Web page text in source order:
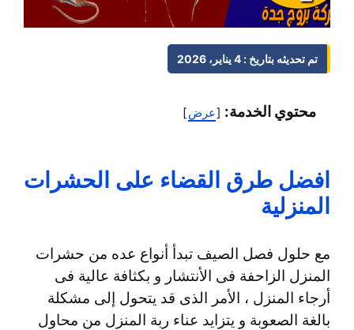
تم تحديثه بتاريخ : 4 يناير، 2026
محتوي الخدمة: عرض
افضل طرق القضاء على الحشرات
المنزلية
مع حلول فصل الصيف تبدأ أنواع عده من حشرات
المنزل الزاحفة فى الأنتشار و بكثافة عالية فى
أرجاء المنزل ، الأمر الذى قد يتحول إلى مشكلة
بالغة الصعوبة و يتزايد عناء ربة المنزل من محاول